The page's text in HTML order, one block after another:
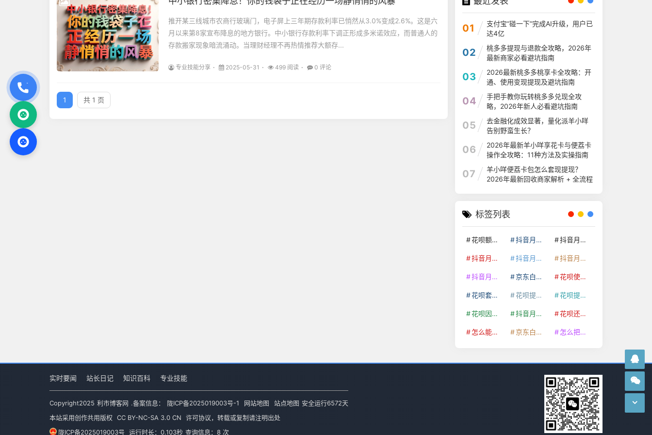
推开某三线城市农商行玻璃门，电子屏上三年期存款利率已悄然从3.0%变成2.6%。这是六
月以来第8家宣布降息的地方银行。中小银行存款利率下调正形成多米诺效应，而普通人的
存款搬家现象暗流涌动。当理财经理不再热情推荐大额存...
专业技能分享 2025-05-31 499 阅读 0 评论
1 共 1 页
01
支付宝“碰一下”完成AI升级，用户已
达4亿
02
桃多多提现与退款全攻略，2026年
最新商家必看避坑指南
03
2026最新桃多多桃享卡全攻略：开
通、使用变现提现及避坑指南
04
手把手教你玩转桃多多兑现全攻
略，2026年新人必看避坑指南
05
去金融化成效显著，量化派羊小咩
告别野蛮生长？
06
2026年最新羊小咩享花卡与便荔卡
操作全攻略：11种方法及实操指南
07
羊小咩便荔卡包怎么套现提现？
2026年最新回收商家解析 + 全流程
标签列表
花呗额度提升 抖音月付套现24小时接单 抖音月付套现怎么套
抖音月付套现多少手续费 抖音月付套现商家有哪些 抖音月付套现30秒技巧
抖音月付套现最新方法 京东白条额度提升 花呗使用技巧
花呗套取现金最佳方法 花呗提额技巧 花呗提现怎么操作
花呗因为套现被限额了这种情况要多久才会好 抖音月付套现秒回100起 花呗还款技巧
怎么能把京东白条额度钱套出来 京东白条套出来手续费多少 怎么把京东白条的钱取出来
实时要闻 站长日记 知识百科 专业技能
Copyright2025 利市博客网 .备案信息： 陇ICP备2025019003号-1 网站地图 站点地图 安全运行6572天
本站采用创作共用版权 CC BY-NC-SA 3.0 CN 许可协议，转载或复制请注明出处
陇ICP备2025019003号 运行时长：0.103秒 查询信息：8 次